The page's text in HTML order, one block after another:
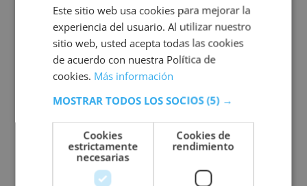
calidad en estas plantas, de los procesos de
gestión de operaciones y de garantizar y
asegurar el cumplimiento regulatorio. Entre
sus otras posibles funciones también
podemos destacar la de investigar, divulgar y
Objetivos de la formación
A través del programa formativo que ofrece
nuestra escuela podrás acceder a nociones
Este sitio web usa cookies para mejorar la
experiencia del usuario. Al utilizar nuestro
sitio web, usted acepta todas las cookies
de acuerdo con nuestra Política de
cookies. Más información
MOSTRAR TODOS LOS SOCIOS(5) →
Cookies
estrictamente
necesarias
Cookies de
rendimiento